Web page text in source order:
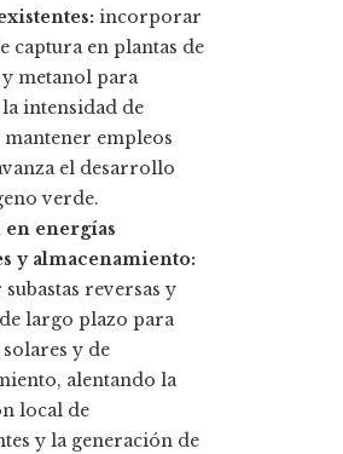
incorporar
captura en plantas de
metanol para
intensidad de
empleos
el desarrollo
verde.
energías
y almacenamiento:
reversas y
largo plazo para
y de
alentando la
local de
y la generación de